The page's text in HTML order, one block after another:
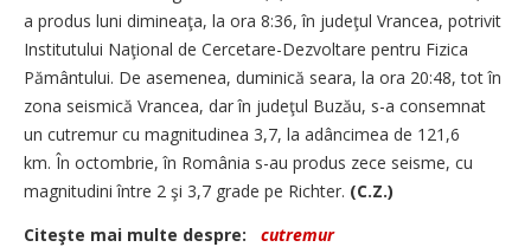
a produs luni dimineaţa, la ora 8:36, în judeţul Vrancea, potrivit
Institutului Naţional de Cercetare-Dezvoltare pentru Fizica
Pământului. De asemenea, duminică seara, la ora 20:48, tot în
zona seismică Vrancea, dar în judeţul Buzău, s-a consemnat
un cutremur cu magnitudinea 3,7, la adâncimea de 121,6
km. În octombrie, în România s-au produs zece seisme, cu
magnitudini între 2 şi 3,7 grade pe Richter. (C.Z.)
Citeşte mai multe despre:
cutremur